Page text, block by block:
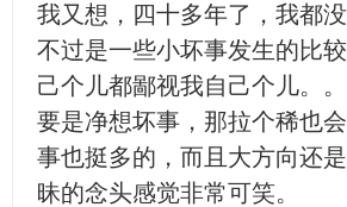
我又想，四十多年了，我都
不过是一些小坏事发生的比
己个儿都鄙视我自己个儿。
要是净想坏事，那拉个稀也
事也挺多的，而且大方向还
昧的念头感觉非常可笑。